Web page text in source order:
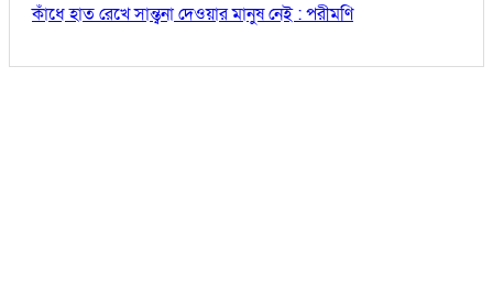
কাঁধে হাত রেখে সান্ত্বনা দেওয়ার মানুষ নেই : পরীমণি